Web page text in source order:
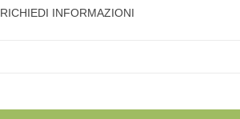
RICHIEDI INFORMAZIONI